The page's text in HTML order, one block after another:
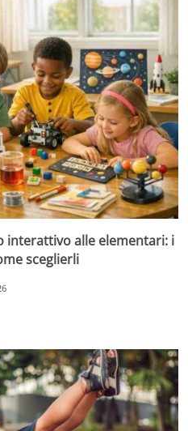
interattivo alle elementari: i
sceglierli